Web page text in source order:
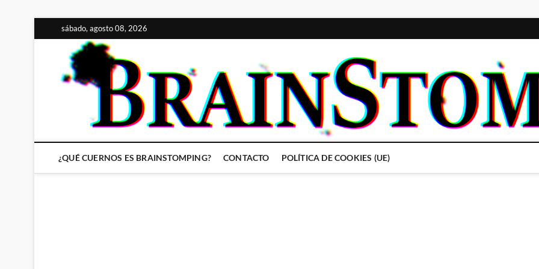
al
contenido
sábado, agosto 08, 2026
¿QUÉ CUERNOS ES BRAINSTOMPING? CONTACTO POLÍTICA DE COOKIES (UE)